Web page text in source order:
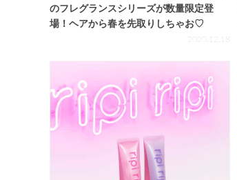
のフレグランスシリーズが数量限定登
場！ヘアから春を先取りしちゃお♡
2020.12.18